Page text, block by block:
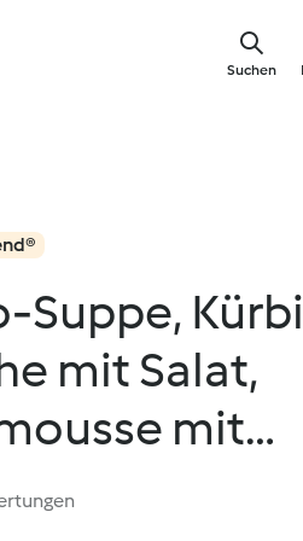
Suchen
Suppe,
mit Salat,
mit